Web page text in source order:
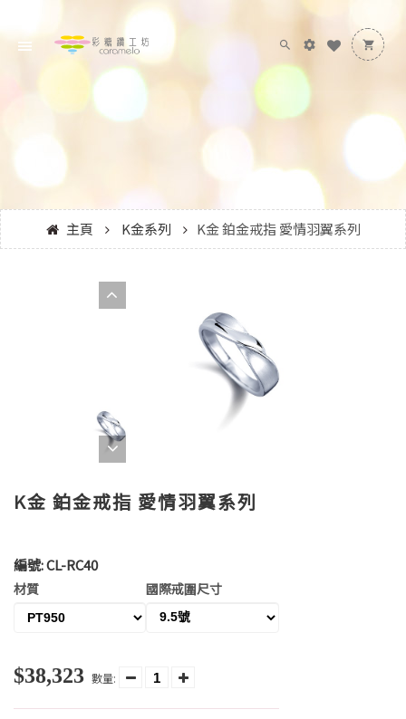
主頁 K金系列 K金 鉑金戒指 愛情羽翼系列
K金 鉑金戒指 愛情羽翼系列
編號:CL-RC40
材質 國際戒圍尺寸
$38,323 數量: